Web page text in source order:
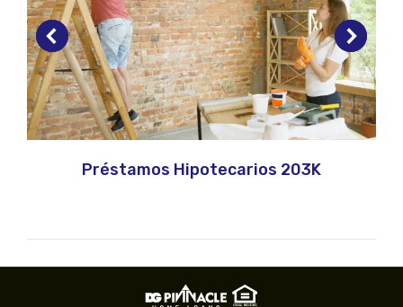
Préstamos Hipotecarios 203K